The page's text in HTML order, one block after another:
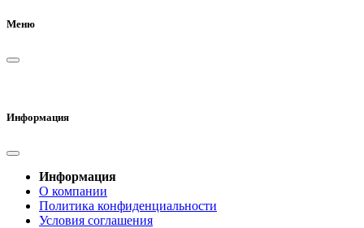
Меню
Информация
Информация
О компании
Политика конфиденциальности
Условия соглашения